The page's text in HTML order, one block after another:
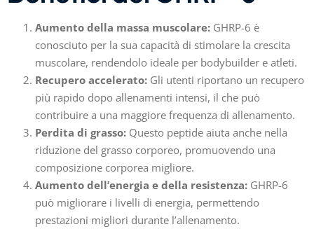
Aumento della massa muscolare: GHRP-6 è
conosciuto per la sua capacità di stimolare la crescita
muscolare, rendendolo ideale per bodybuilder e atleti.
Recupero accelerato: Gli utenti riportano un recupero
più rapido dopo allenamenti intensi, il che può
contribuire a una maggiore frequenza di allenamento.
Perdita di grasso: Questo peptide aiuta anche nella
riduzione del grasso corporeo, promuovendo una
composizione corporea migliore.
Aumento dell’energia e della resistenza: GHRP-6
può migliorare i livelli di energia, permettendo
prestazioni migliori durante l’allenamento.